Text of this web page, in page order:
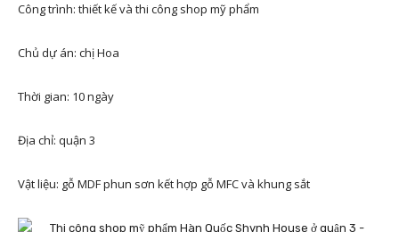
Công trình: thiết kế và thi công shop mỹ phẩm
Chủ dự án: chị Hoa
Thời gian: 10 ngày
Địa chỉ: quận 3
Vật liệu: gỗ MDF phun sơn kết hợp gỗ MFC và khung sắt